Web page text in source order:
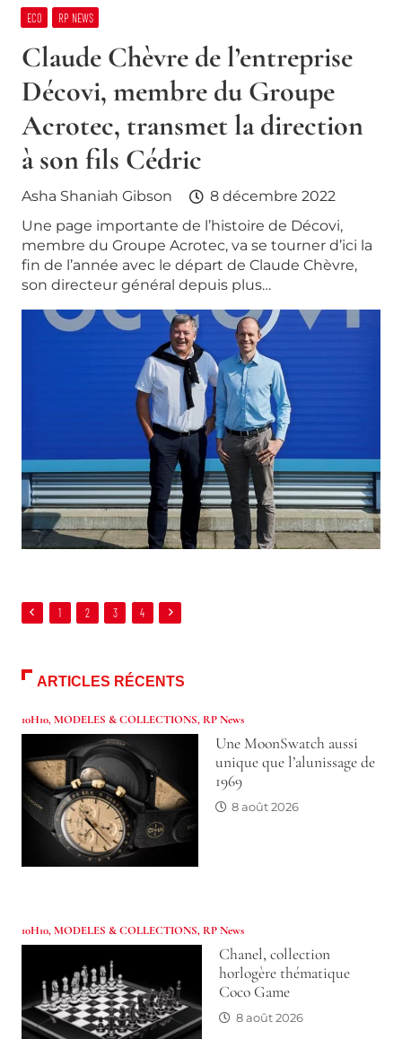
ECO RP NEWS
Claude Chèvre de l’entreprise
Décovi, membre du Groupe
Acrotec, transmet la direction
à son fils Cédric
Asha Shaniah Gibson
8 décembre 2022
Une page importante de l’histoire de Décovi,
membre du Groupe Acrotec, va se tourner d’ici la
fin de l’année avec le départ de Claude Chèvre,
son directeur général depuis plus…
1 2 3 4
ARTICLES RÉCENTS
10H10,MODELES & COLLECTIONS, RP News
Une MoonSwatch aussi
unique que l’alunissage de
1969
8 août 2026
10H10,MODELES & COLLECTIONS, RP News
Chanel, collection
horlogère thématique
Coco Game
8 août 2026